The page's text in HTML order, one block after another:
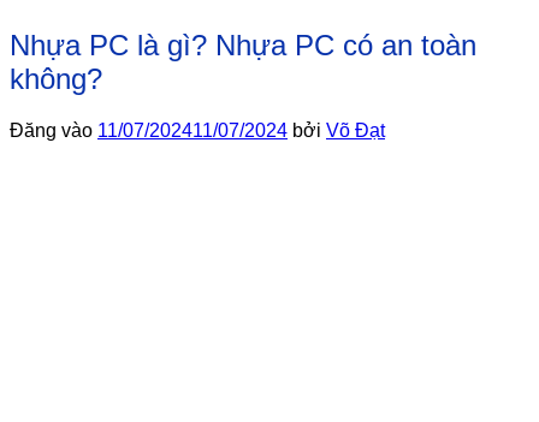
Nhựa PC là gì? Nhựa PC có an toàn
không?
Đăng vào 11/07/202411/07/2024 bởi Võ Đạt